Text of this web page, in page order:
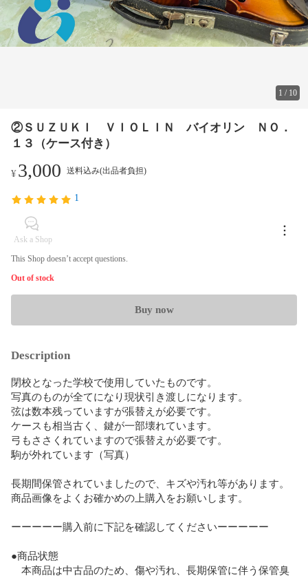
1 / 10
②ＳＵＺＵＫＩ ＶＩＯＬＩＮ バイオリン ＮＯ．
１３（ケース付き）
¥3,000 送料込み(出品者負担)
1
Ask a Shop
This Shop doesn’t accept questions.
Out of stock
Buy now
Description
閉校となった学校で使用していたものです。
写真のものが全てになり現状引き渡しになります。
弦は数本残っていますが張替えが必要です。
ケースも相当古く、鍵が一部壊れています。
弓もささくれていますので張替えが必要です。
駒が外れています（写真）
長期間保管されていましたので、キズや汚れ等があります。
商品画像をよくお確かめの上購入をお願いします。
ーーーーー購入前に下記を確認してくださいーーーーー
●商品状態
本商品は中古品のため、傷や汚れ、長期保管に伴う保管臭